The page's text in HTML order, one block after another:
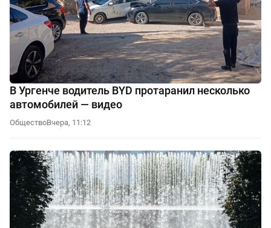
В Ургенче водитель BYD протаранил несколько
автомобилей — видео
ОбществоВчера, 11:12